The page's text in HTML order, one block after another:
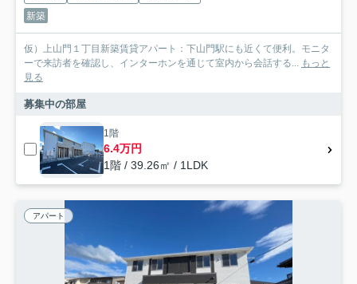
新築
仮）上山門１丁目新築賃貸アパート：下山門駅にも近くて便利。モニタ
ーで来訪者を確認し、インターホンを通じて室内から会話する...
もっと
見る
募集中の部屋
1階
6.4万円
1階 / 39.26㎡ / 1LDK
アパート